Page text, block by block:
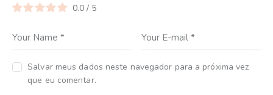
0.0 / 5
Salvar meus dados neste navegador para a próxima vez
que eu comentar.